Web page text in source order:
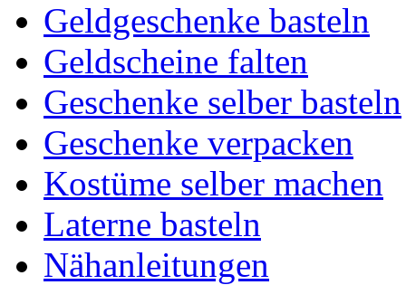
Geldgeschenke basteln
Geldscheine falten
Geschenke selber basteln
Geschenke verpacken
Kostüme selber machen
Laterne basteln
Nähanleitungen